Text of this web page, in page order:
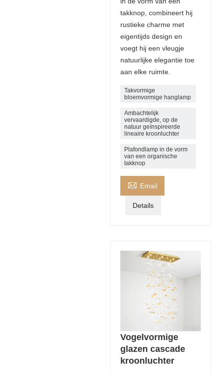
takknop, combineert hij
rustieke charme met
eigentijds design en
voegt hij een vleugje
natuurlijke elegantie toe
aan elke ruimte.
Takvormige
bloemvormige hanglamp
Ambachtelijk
vervaardigde, op de
natuur geïnspireerde
lineaire kroonluchter
Plafondlamp in de vorm
van een organische
takknop
 Email
Details
Vogelvormige
glazen cascade
kroonluchter